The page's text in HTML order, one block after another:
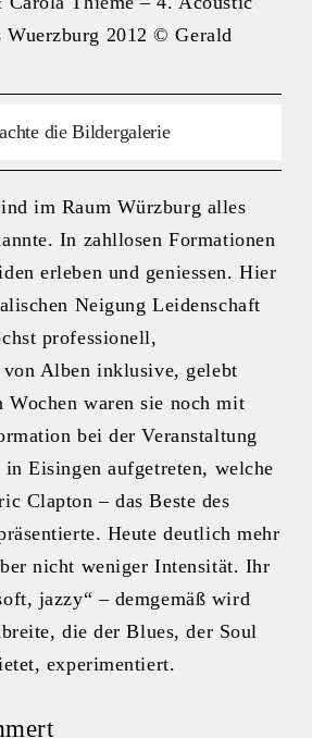
2012 © Gerald
die Bildergalerie
im Raum Würzburg alles
In zahllosen Formationen
erleben und geniessen. Hier
Neigung Leidenschaft
professionell,
Alben inklusive, gelebt
waren sie noch mit
bei der Veranstaltung
Eisingen aufgetreten, welche
Clapton – das Beste des
Heute deutlich mehr
nicht weniger Intensität. Ihr
jazzy“ – demgemäß wird
die der Blues, der Soul
experimentiert.